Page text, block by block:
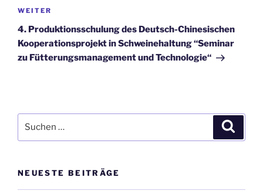
Nächster
Beitrag
WEITER
4. Produktionsschulung des Deutsch-Chinesischen
Kooperationsprojekt in Schweinehaltung “Seminar
zu Fütterungsmanagement und Technologie“
nach:
NEUESTE BEITRÄGE